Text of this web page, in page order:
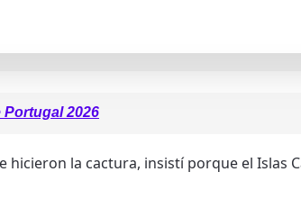
Portugal 2026
la cactura, insistí porque el Islas